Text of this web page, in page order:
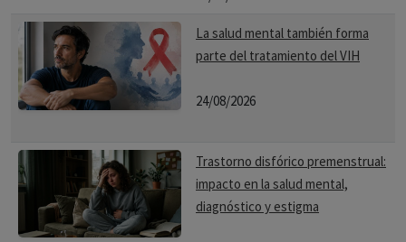
La salud mental también forma
parte del tratamiento del VIH
24/08/2026
Trastorno disfórico premenstrual:
impacto en la salud mental,
diagnóstico y estigma